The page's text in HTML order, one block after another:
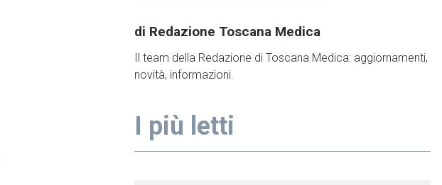
Redazione Toscana Medica
Il team della Redazione di Toscana Medica: aggiornamenti,
novità, informazioni.
I più letti